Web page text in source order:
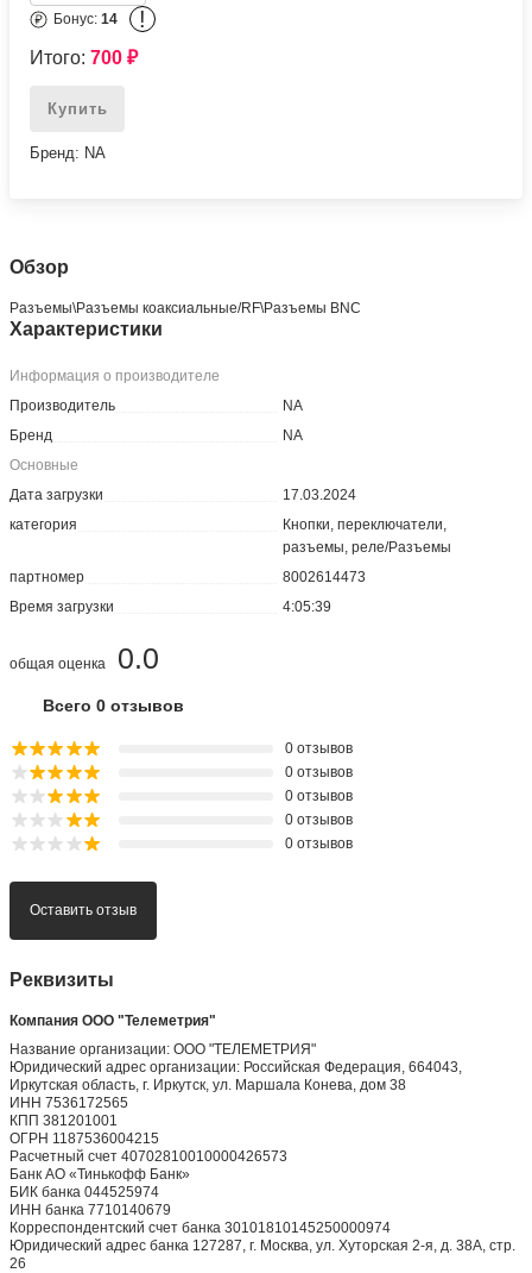
Бонус:14 !
Итого:700₽
Купить
Бренд: NA
Обзор
Разъeмы\Разъeмы коаксиальные/RF\Разъeмы BNC
Характеристики
Информация о производителе
Производитель
NA
Бренд
NA
Основные
Дата загрузки
17.03.2024
категория
Кнопки, переключатели,
разъемы, реле/Разъемы
партномер
8002614473
Время загрузки
4:05:39
0.0
общая оценка
Всего 0 отзывов
0 отзывов
0 отзывов
0 отзывов
0 отзывов
0 отзывов
Оставить отзыв
Реквизиты
Компания ООО "Телеметрия"
Название организации: ООО "ТЕЛЕМЕТРИЯ"
Юридический адрес организации: Российская Федерация, 664043,
Иркутская область, г. Иркутск, ул. Маршала Конева, дом 38
ИНН 7536172565
КПП 381201001
ОГРН 1187536004215
Расчетный счет 40702810010000426573
Банк АО «Тинькофф Банк»
БИК банка 044525974
ИНН банка 7710140679
Корреспондентский счет банка 30101810145250000974
Юридический адрес банка 127287, г. Москва, ул. Хуторская 2-я, д. 38А, стр.
26